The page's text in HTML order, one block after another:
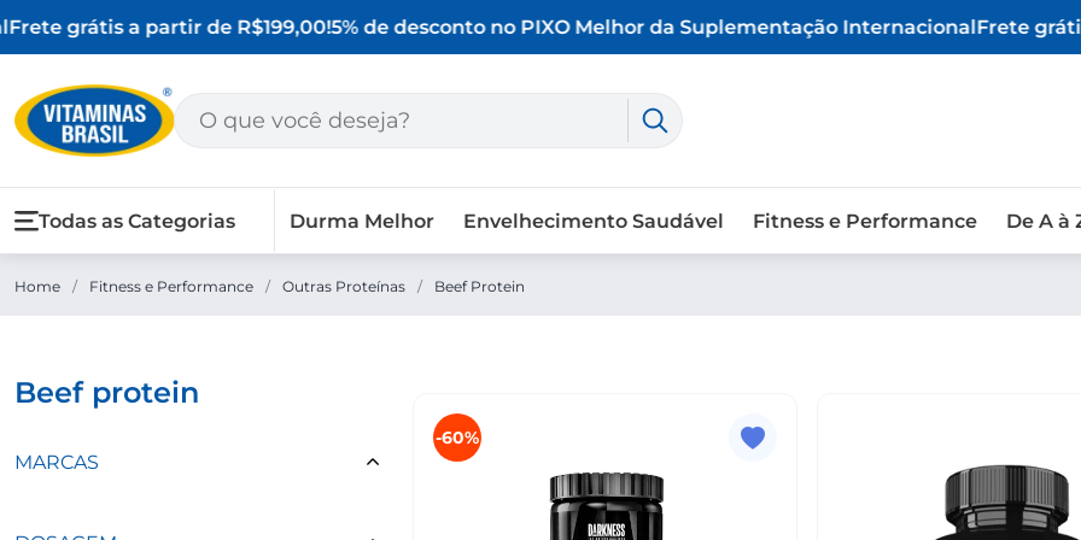
grátis a partir de R$199,00!5% de desconto no PIXO Melhor da Suplementação InternacionalFrete grátis
Todas as Categorias Durma Melhor Envelhecimento Saudável Fitness e Performance De A à
Home / Fitness e Performance / Outras Proteínas / Beef Protein
beef protein
MARCAS
-60%